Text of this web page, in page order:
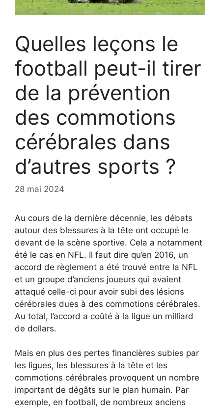
Quelles leçons le
football peut-il tirer
de la prévention
des commotions
cérébrales dans
d’autres sports ?
28 mai 2024
Au cours de la dernière décennie, les débats
autour des blessures à la tête ont occupé le
devant de la scène sportive. Cela a notamment
été le cas en NFL. Il faut dire qu’en 2016, un
accord de règlement a été trouvé entre la NFL
et un groupe d’anciens joueurs qui avaient
attaqué celle-ci pour avoir subi des lésions
cérébrales dues à des commotions cérébrales.
Au total, l’accord a coûté à la ligue un milliard
de dollars.
Mais en plus des pertes financières subies par
les ligues, les blessures à la tête et les
commotions cérébrales provoquent un nombre
important de dégâts sur le plan humain. Par
exemple, en football, de nombreux anciens